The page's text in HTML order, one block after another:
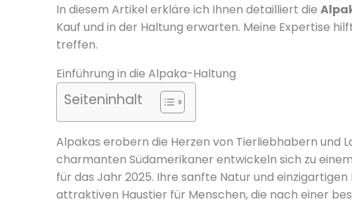
In diesem Artikel erkläre ich Ihnen detailliert die
Kauf und in der Haltung erwarten. Meine Expertise
treffen.
Einführung in die Alpaka-Haltung
Seiteninhalt
Alpakas erobern die Herzen von Tierliebhabern und
charmanten Südamerikaner entwickeln sich zu
für das Jahr 2025. Ihre sanfte Natur und
attraktiven Haustier für Menschen, die nach einer